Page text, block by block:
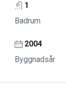
1
Badrum
2004
Byggnadsår